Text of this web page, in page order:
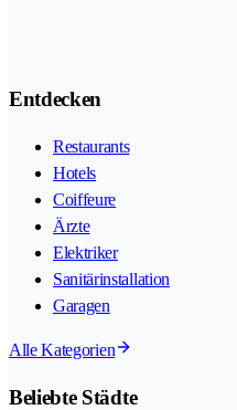
Entdecken
Restaurants
Hotels
Coiffeure
Ärzte
Elektriker
Sanitärinstallation
Garagen
Alle Kategorien
Beliebte Städte